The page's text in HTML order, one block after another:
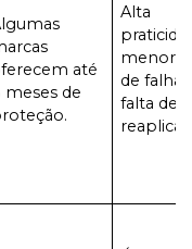
até
meses de
Alta
menor
de
falta de